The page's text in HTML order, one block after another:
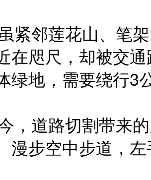
紧邻莲花山、笔
在咫尺，却被交
绿地，需要绕行3
，道路切割带来
漫步空中步道，